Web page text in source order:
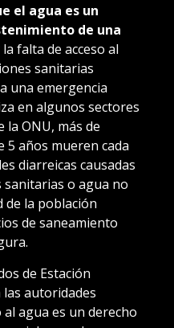
el agua es un
de una
la falta de acceso al
sanitarias
una emergencia
en algunos sectores
la ONU, más de
5 años mueren cada
diarreicas causadas
sanitarias o agua no
de la población
de saneamiento
de Estación
autoridades
al agua es un derecho